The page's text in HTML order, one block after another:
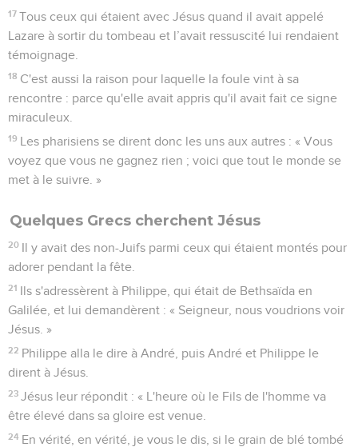
17 Tous ceux qui étaient avec Jésus quand il avait appelé
Lazare à sortir du tombeau et l’avait ressuscité lui rendaient
témoignage.
18 C'est aussi la raison pour laquelle la foule vint à sa
rencontre : parce qu'elle avait appris qu'il avait fait ce signe
miraculeux.
19 Les pharisiens se dirent donc les uns aux autres : « Vous
voyez que vous ne gagnez rien ; voici que tout le monde se
met à le suivre. »
Quelques Grecs cherchent Jésus
20 Il y avait des non-Juifs parmi ceux qui étaient montés pour
adorer pendant la fête.
21 Ils s'adressèrent à Philippe, qui était de Bethsaïda en
Galilée, et lui demandèrent : « Seigneur, nous voudrions voir
Jésus. »
22 Philippe alla le dire à André, puis André et Philippe le
dirent à Jésus.
23 Jésus leur répondit : « L'heure où le Fils de l'homme va
être élevé dans sa gloire est venue.
24 En vérité, en vérité, je vous le dis, si le grain de blé tombé